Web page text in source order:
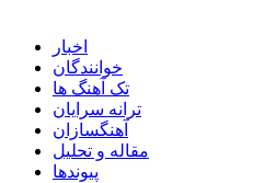
اخبار
خوانندگان
تک آهنگ ها
ترانه سرایان
آهنگسازان
مقاله و تحلیل
پیوندها